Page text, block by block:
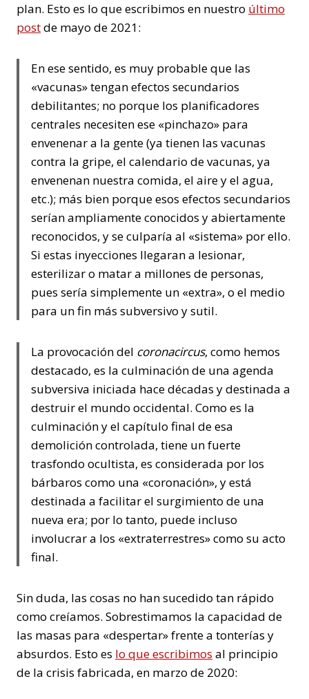
plan. Esto es lo que escribimos en nuestro último
postde mayo de 2021:
En ese sentido, es muy probable que las
«vacunas» tengan efectos secundarios
debilitantes; no porque los planificadores
centrales necesiten ese «pinchazo» para
envenenar a la gente (ya tienen las vacunas
contra la gripe, el calendario de vacunas, ya
envenenan nuestra comida, el aire y el agua,
etc.); más bien porque esos efectos secundarios
serían ampliamente conocidos y abiertamente
reconocidos, y se culparía al «sistema» por ello.
Si estas inyecciones llegaran a lesionar,
esterilizar o matar a millones de personas,
pues sería simplemente un «extra», o el medio
para un fin más subversivo y sutil.
La provocación del coronacircus, como hemos
destacado, es la culminación de una agenda
subversiva iniciada hace décadas y destinada a
destruir el mundo occidental. Como es la
culminación y el capítulo final de esa
demolición controlada, tiene un fuerte
trasfondo ocultista, es considerada por los
bárbaros como una «coronación», y está
destinada a facilitar el surgimiento de una
nueva era; por lo tanto, puede incluso
involucrar a los «extraterrestres» como su acto
final.
Sin duda, las cosas no han sucedido tan rápido
como creíamos. Sobrestimamos la capacidad de
las masas para «despertar» frente a tonterías y
absurdos. Esto es lo que escribimos al principio
de la crisis fabricada, en marzo de 2020: